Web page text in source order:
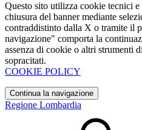
Questo sito utilizza cookie tecnici
chiusura del banner mediante
contraddistinto dalla X o tramite il
navigazione" comporta la
assenza di cookie o altri strumenti
sopracitati.
COOKIE POLICY
Continua la navigazione
Regione Lombardia